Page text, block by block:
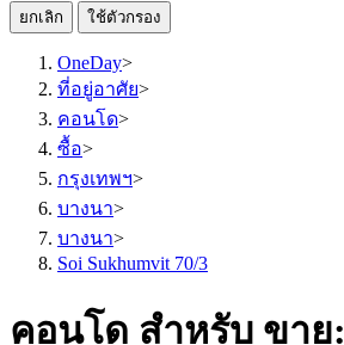
ยกเลิก ใช้ตัวกรอง
OneDay>
ที่อยู่อาศัย>
คอนโด>
ซื้อ>
กรุงเทพฯ>
บางนา>
บางนา>
Soi Sukhumvit 70/3
คอนโด สำหรับ ขาย